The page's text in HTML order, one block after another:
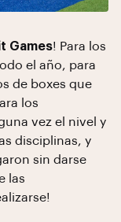
Games! Para los
el año, para
de boxes que
los
vez el nivel y
disciplinas, y
sin darse
las